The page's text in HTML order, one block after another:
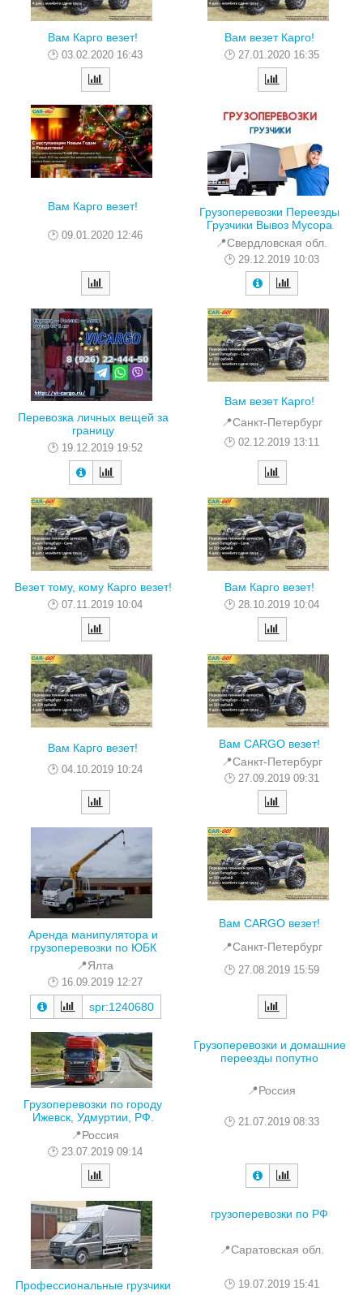
Вам Карго везет!
03.02.2020 16:43
Вам везет Карго!
27.01.2020 16:35
Вам Карго везет!
09.01.2020 12:46
Грузоперевозки Переезды
Грузчики Вывоз Мусора
📍Свердловская обл.
29.12.2019 10:03
Перевозка личных вещей за
границу
19.12.2019 19:52
Вам везет Карго!
📍Санкт-Петербург
02.12.2019 13:11
Везет тому, кому Карго везет!
07.11.2019 10:04
Вам Карго везет!
28.10.2019 10:04
Вам Карго везет!
04.10.2019 10:24
Вам CARGO везет!
📍Санкт-Петербург
27.09.2019 09:31
Аренда манипулятора и
грузоперевозки по ЮБК
📍Ялта
16.09.2019 12:27
spr:1240680
Вам CARGO везет!
📍Санкт-Петербург
27.08.2019 15:59
Грузоперевозки по городу
Ижевск, Удмуртии, РФ.
📍Россия
23.07.2019 09:14
Грузоперевозки и домашние
переезды попутно
📍Россия
21.07.2019 08:33
Профессиональные грузчики
грузоперевозки по РФ
📍Саратовская обл.
19.07.2019 15:41